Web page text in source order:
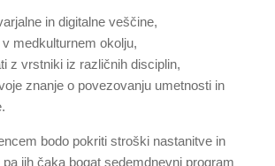
in digitalne veščine,
medkulturnem okolju,
z vrstniki iz različnih disciplin,
znanje o povezovanju umetnosti in
bodo pokriti stroški nastanitve in
jih čaka bogat sedemdnevni program